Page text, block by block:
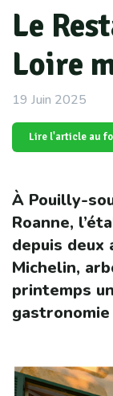
Le
Loire
19 Juin 2025
Lire l'article au
À Pouilly-
Roanne,
depuis deux
Michelin,
printemps